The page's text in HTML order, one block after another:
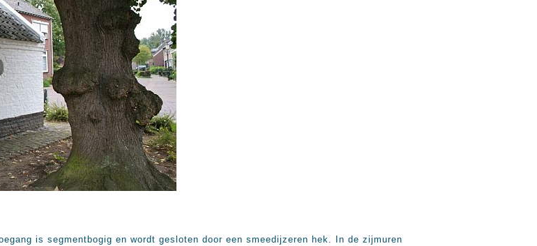
is segmentbogig en wordt gesloten door een smeedijzeren hek. In de zijmuren